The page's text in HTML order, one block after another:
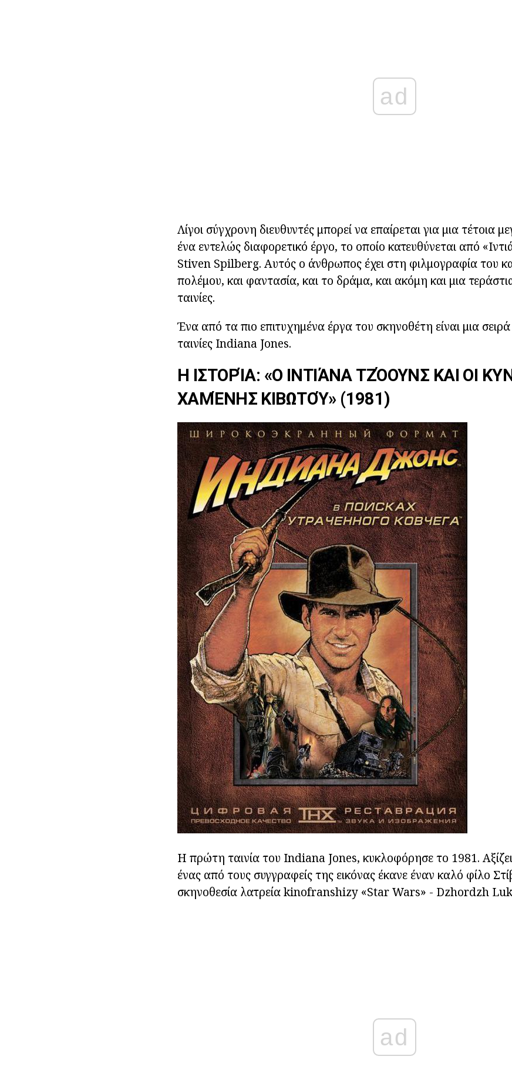
ad
Λίγοι σύγχρονη διευθυντές μπορεί να επαίρεται για μια τέτοια
ένα εντελώς διαφορετικό έργο, το οποίο κατευθύνεται από
Stiven Spilberg. Αυτός ο άνθρωπος έχει στη φιλμογραφία του και
πολέμου, και φαντασία, και το δράμα, και ακόμη και μια
ταινίες.
Ένα από τα πιο επιτυχημένα έργα του σκηνοθέτη είναι μια
ταινίες Indiana Jones.
Η ΙΣΤΟΡΊΑ: «Ο ΙΝΤΙΆΝΑ ΤΖΌΟΥΝΣ ΚΑΙ ΟΙ
ΧΑΜΈΝΗΣ ΚΙΒΩΤΟΎ» (1981)
Η πρώτη ταινία του Indiana Jones, κυκλοφόρησε το 1981.
ένας από τους συγγραφείς της εικόνας έκανε έναν καλό φίλο
σκηνοθεσία λατρεία kinofranshizy «Star Wars» - Dzhordzh
ad